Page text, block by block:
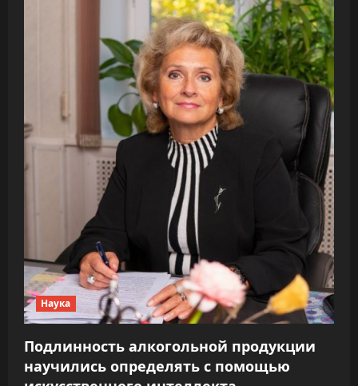
ручного
ревью
Наука
Подлинность алкогольной продукции
научились определять с помощью